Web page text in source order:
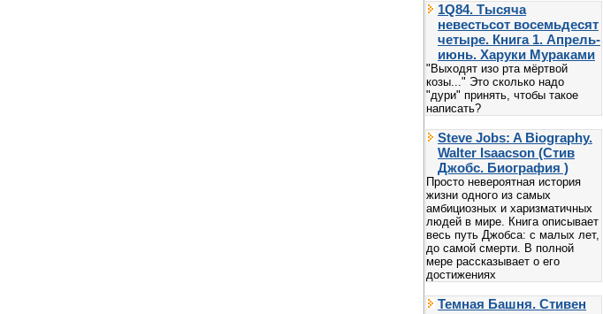
1Q84. Тысяча
невестьсот восемьдесят
четыре. Книга 1. Апрель-
июнь. Харуки Мураками
"Выходят изо рта мёртвой
козы..." Это сколько надо
"дури" принять, чтобы такое
написать?
Steve Jobs: A Biography.
Walter Isaacson (Стив
Джобс. Биография )
Просто невероятная история
жизни одного из самых
амбициозных и харизматичных
людей в мире. Книга описывает
весь путь Джобса: с малых лет,
до самой смерти. В полной
мере рассказывает о его
достижениях
Темная Башня. Стивен